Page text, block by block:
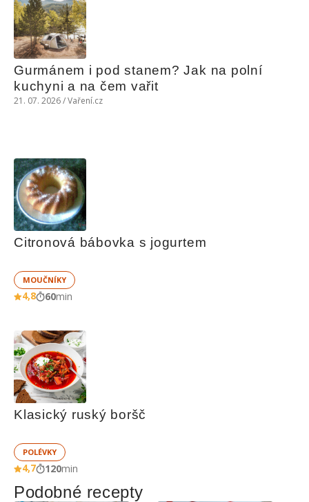
Gurmánem i pod stanem? Jak na polní
kuchyni a na čem vařit
21. 07. 2026 / Vaření.cz
Citronová bábovka s jogurtem
MOUČNÍKY
4,8 60min
Klasický ruský boršč
POLÉVKY
4,7 120min
Podobné recepty